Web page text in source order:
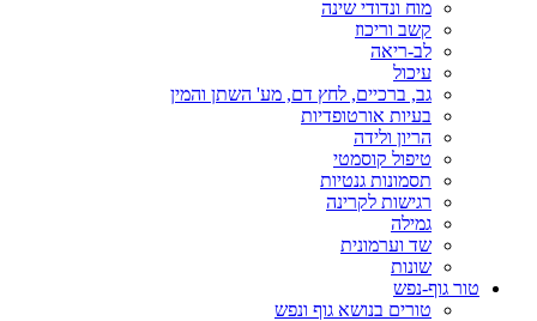
מוח ונדודי שינה
קשב וריכוז
לב-ריאה
עיכול
גב, ברכיים, לחץ דם, מע' השתן והמין
בעיות אורטופדיות
הריון ולידה
טיפול קוסמטי
תסמונות גנטיות
רגישות לקרינה
גמילה
שד וערמונית
שונות
טור גוף-נפש
טורים בנושא גוף ונפש